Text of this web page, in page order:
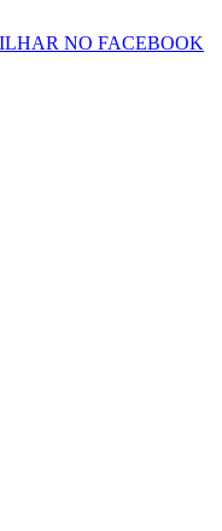
NO FACEBOOK